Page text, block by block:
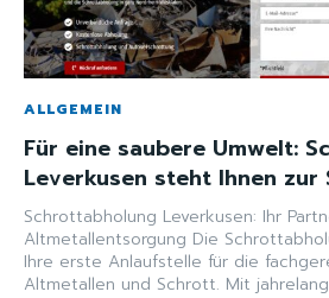
ALLGEMEIN
Für eine saubere Umwelt:
Leverkusen steht Ihnen zur
Schrottabholung Leverkusen: Ihr
Altmetallentsorgung Die
Ihre erste Anlaufstelle für die
Altmetallen und Schrott. Mit